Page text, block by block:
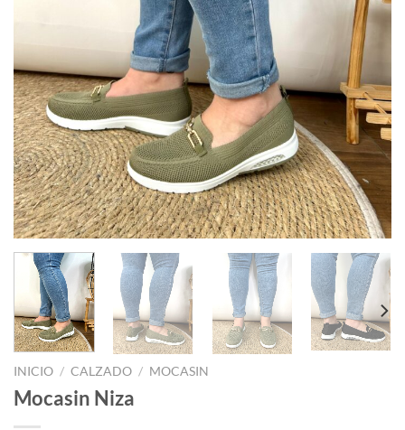
INICIO / CALZADO / MOCASIN
Mocasin Niza